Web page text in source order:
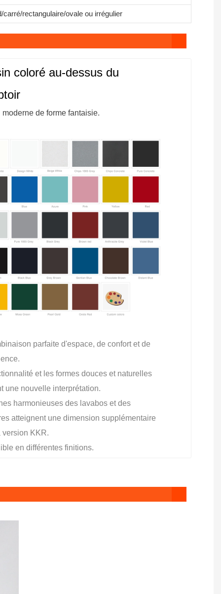
carré/rectangulaire/ovale ou irrégulier
coloré au-dessus du
de forme fantaisie.
parfaite d'espace, de confort et de
et les formes douces et naturelles
une nouvelle interprétation.
harmonieuses des lavabos et des
atteignent une dimension supplémentaire
version KKR.
en différentes finitions.